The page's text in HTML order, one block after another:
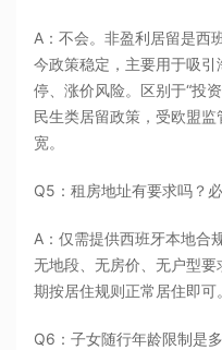
A：不会。非盈利居留是西
今政策稳定，主要用于吸
停、涨价风险。区别于“投
民生类居留政策，受欧盟
宽。
Q5：租房地址有要求吗？
A：仅需提供西班牙本地合
无地段、无房价、无户型
期按居住规则正常居住即可。
Q6：子女随行年龄限制是